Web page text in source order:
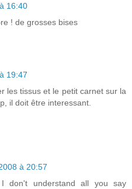
16:40
! de grosses bises
19:47
les tissus et le petit carnet sur la
il doit être interessant.
à 20:57
don't understand all you say